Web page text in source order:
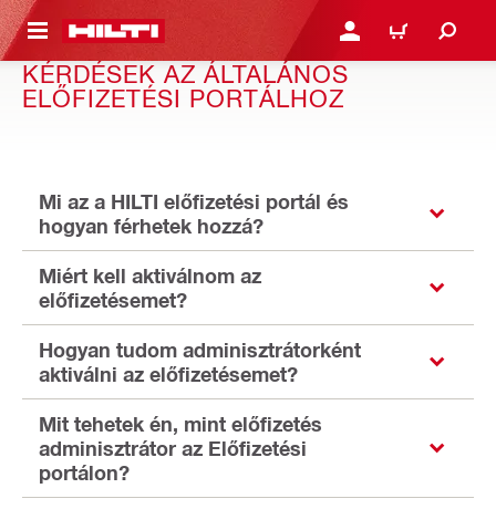
TARTALOMRA BEJELENTKEZÉS VAGY
KOSÁR
KÉRDÉSEK AZ ÁLTALÁNOS
ELŐFIZETÉSI PORTÁLHOZ
Mi az a HILTI előfizetési portál és
hogyan férhetek hozzá?
Miért kell aktiválnom az
előfizetésemet?
Hogyan tudom adminisztrátorként
aktiválni az előfizetésemet?
Mit tehetek én, mint előfizetés
adminisztrátor az Előfizetési
portálon?